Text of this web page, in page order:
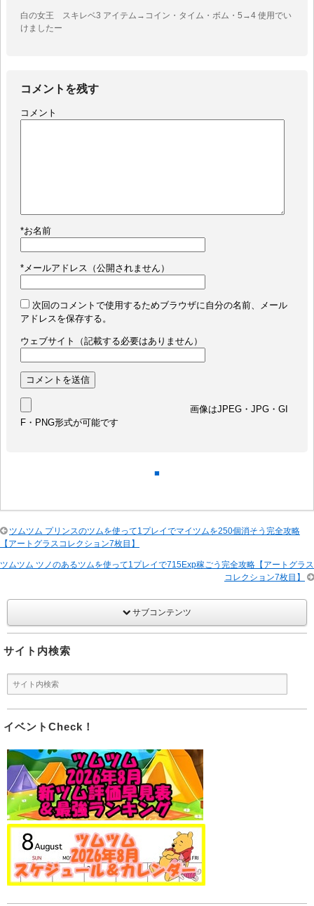
白の女王 スキレベ3 アイテム→コイン・タイム・ボム・5→4 使用でい
けましたー
コメントを残す
コメント
*お名前
* メールアドレス（公開されません）
次回のコメントで使用するためブラウザに自分の名前、メール
アドレスを保存する。
ウェブサイト（記載する必要はありません）
画像はJPEG・JPG・GI
F・PNG形式が可能です
■
ツムツム プリンスのツムを使って1プレイでマイツムを250個消そう完全攻略
【アートグラスコレクション7枚目】
ツムツム ツノのあるツムを使って1プレイで715Exp稼ごう完全攻略【アートグラス
コレクション7枚目】
サブコンテンツ
サイト内検索
イベントCheck！